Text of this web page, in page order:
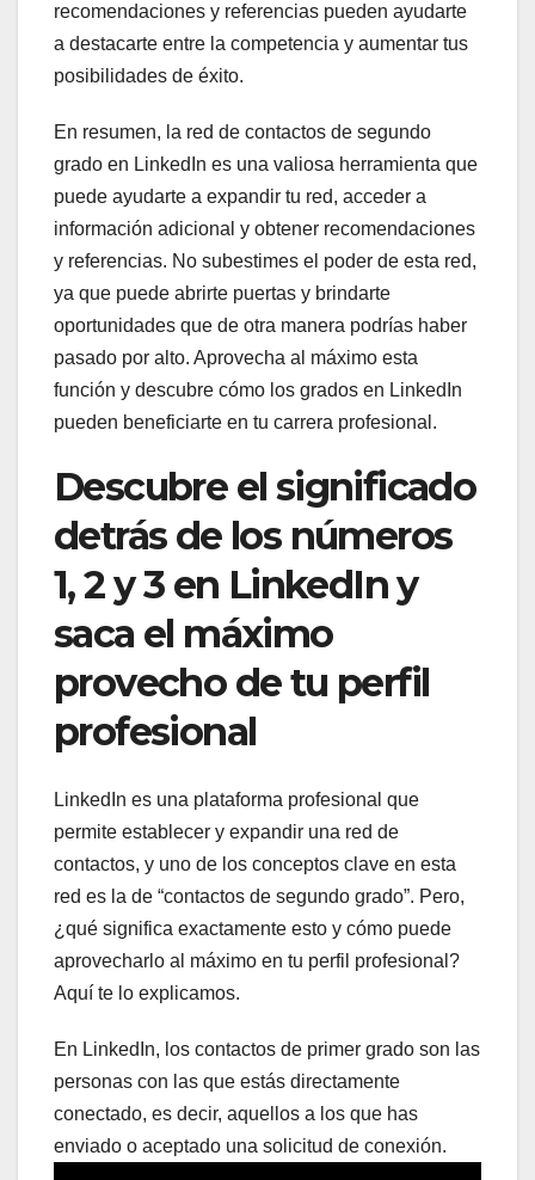
recomendaciones y referencias pueden ayudarte
a destacarte entre la competencia y aumentar tus
posibilidades de éxito.
En resumen, la red de contactos de segundo
grado en LinkedIn es una valiosa herramienta que
puede ayudarte a expandir tu red, acceder a
información adicional y obtener recomendaciones
y referencias. No subestimes el poder de esta red,
ya que puede abrirte puertas y brindarte
oportunidades que de otra manera podrías haber
pasado por alto. Aprovecha al máximo esta
función y descubre cómo los grados en LinkedIn
pueden beneficiarte en tu carrera profesional.
Descubre el significado
detrás de los números
1, 2 y 3 en LinkedIn y
saca el máximo
provecho de tu perfil
profesional
LinkedIn es una plataforma profesional que
permite establecer y expandir una red de
contactos, y uno de los conceptos clave en esta
red es la de “contactos de segundo grado”. Pero,
¿qué significa exactamente esto y cómo puede
aprovecharlo al máximo en tu perfil profesional?
Aquí te lo explicamos.
En LinkedIn, los contactos de primer grado son las
personas con las que estás directamente
conectado, es decir, aquellos a los que has
enviado o aceptado una solicitud de conexión.